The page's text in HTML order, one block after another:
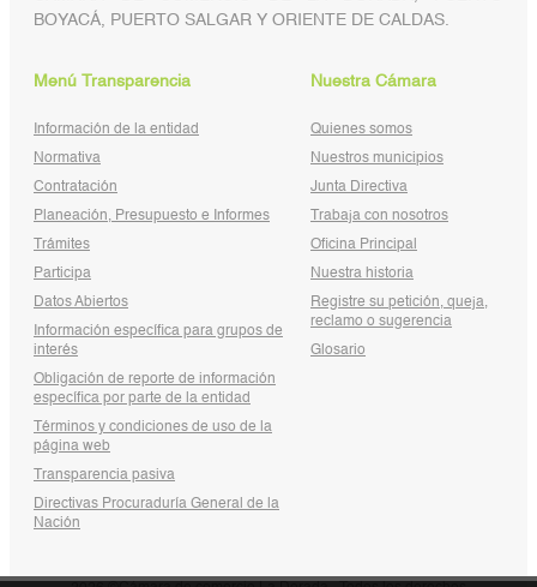
BOYACÁ, PUERTO SALGAR Y ORIENTE DE CALDAS.
Menú Transparencia
Información de la entidad
Normativa
Contratación
Planeación, Presupuesto e Informes
Trámites
Participa
Datos Abiertos
Información específica para grupos de
interés
Obligación de reporte de información
específica por parte de la entidad
Términos y condiciones de uso de la
página web
Transparencia pasiva
Directivas Procuraduría General de la
Nación
Nuestra Cámara
Quienes somos
Nuestros municipios
Junta Directiva
Trabaja con nosotros
Oficina Principal
Nuestra historia
Registre su petición, queja,
reclamo o sugerencia
Glosario